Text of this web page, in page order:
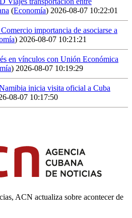
(Economía) 2026-08-07 10:22:01
importancia de asociarse a
) 2026-08-07 10:21:21
en vínculos con Unión Económica
) 2026-08-07 10:19:29
inicia visita oficial a Cuba
08-07 10:17:50
ACN actualiza sobre acontecer de